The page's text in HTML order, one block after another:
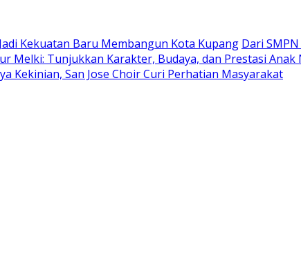
Kekuatan Baru Membangun Kota Kupang Dari
Melki: Tunjukkan Karakter, Budaya, dan Prestasi Anak
Kekinian, San Jose Choir Curi Perhatian Masyarakat